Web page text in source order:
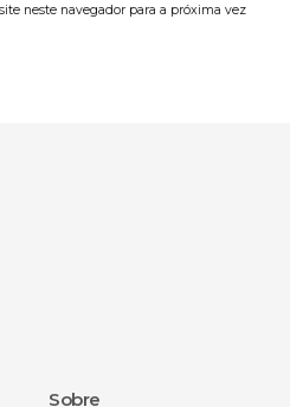
neste navegador para a próxima vez
Sobre